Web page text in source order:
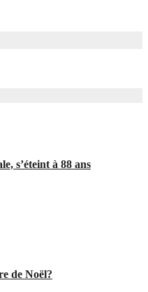
s’éteint à 88 ans
de Noël?